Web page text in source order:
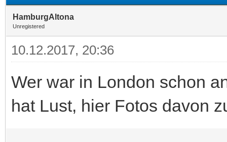
HamburgAltona
Unregistered
10.12.2017, 20:36
Wer war in London schon
hat Lust, hier Fotos davon